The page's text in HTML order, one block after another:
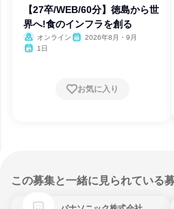
【27卒/WEB/60分】徳島から世
界へ!食のインフラを創る
オンライン
2026年8月・9月
1日
お気に入り
この募集と一緒に見られている